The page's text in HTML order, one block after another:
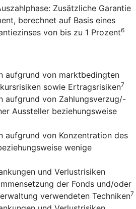
Zusätzliche Garantie
berechnet auf Basis eines
von bis zu 1 Prozent6
aufgrund von marktbedingten
sowie Ertragsrisiken7
aufgrund von Zahlungsverzug/-
Aussteller beziehungsweise
aufgrund von Konzentration des
wenige
und Verlustrisiken
der Fonds und/oder
verwendeten Techniken7